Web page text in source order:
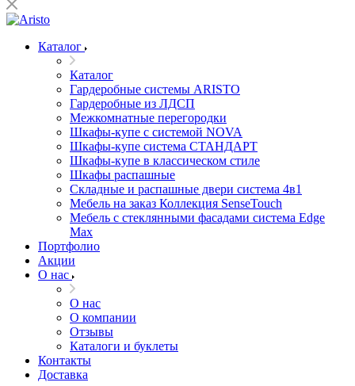
Каталог
Каталог
Гардеробные системы ARISTO
Гардеробные из ЛДСП
Межкомнатные перегородки
Шкафы-купе с системой NOVA
Шкафы-купе система СТАНДАРТ
Шкафы-купе в классическом стиле
Шкафы распашные
Складные и распашные двери система 4в1
Мебель на заказ Коллекция SenseTouch
Мебель с стеклянными фасадами система Edge
Max
Портфолио
Акции
О нас
О нас
О компании
Отзывы
Каталоги и буклеты
Контакты
Доставка